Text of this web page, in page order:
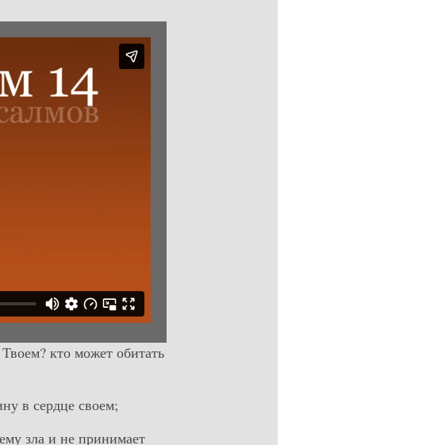
кто может обитать
в сердце своем;
зла и не принимает